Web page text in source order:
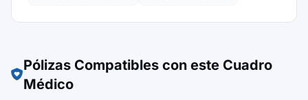
Pólizas Compatibles con este Cuadro
Médico